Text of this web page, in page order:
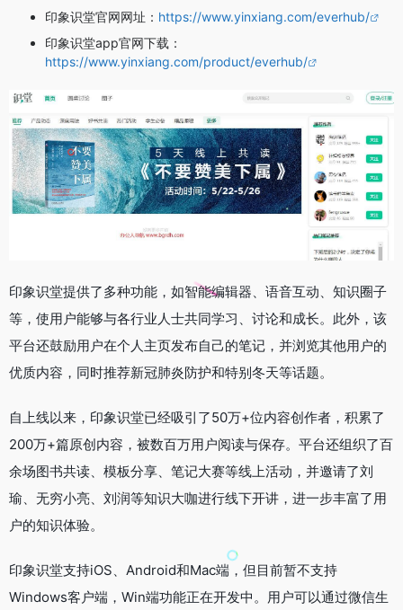
印象识堂官网网址： https://www.yinxiang.com/everhub/
印象识堂app官网下载：
https://www.yinxiang.com/product/everhub/
印象识堂提供了多种功能，如智能编辑器、语音互动、知识圈子
等，使用户能够与各行业人士共同学习、讨论和成长。此外，该
平台还鼓励用户在个人主页发布自己的笔记，并浏览其他用户的
优质内容，同时推荐新冠肺炎防护和特别冬天等话题。
自上线以来，印象识堂已经吸引了50万+位内容创作者，积累了
200万+篇原创内容，被数百万用户阅读与保存。平台还组织了百
余场图书共读、模板分享、笔记大赛等线上活动，并邀请了刘
瑜、无穷小亮、刘润等知识大咖进行线下开讲，进一步丰富了用
户的知识体验。
印象识堂支持iOS、Android和Mac端，但目前暂不支持
Windows客户端，Win端功能正在开发中。用户可以通过微信生